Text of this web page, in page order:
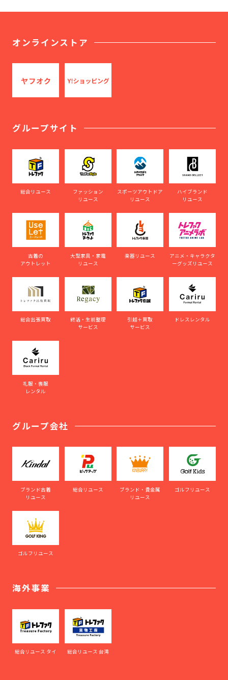
オンラインストア
グループサイト
総合リユース
ファッション
リユース
スポーツアウトドア
リユース
ハイブランド
リユース
古着の
アウトレット
大型家具・家電
リユース
楽器リユース
アニメ・キャラクタ
ーグッズリユース
総合出張買取
終活・生前整理
サービス
引越＋買取
サービス
ドレスレンタル
礼服・喪服
レンタル
グループ会社
ブランド古着
リユース
総合リユース
ブランド・貴金属
リユース
ゴルフリユース
ゴルフリユース
海外事業
総合リユース タイ 総合リユース 台湾